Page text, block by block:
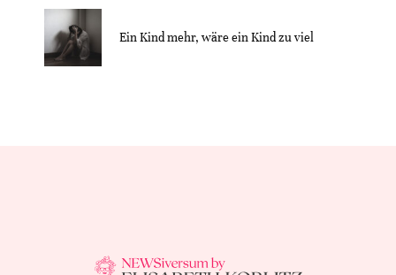
Ein Kind mehr, wäre ein Kind zu viel